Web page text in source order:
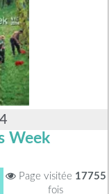
Week
Page visitée 17755
fois